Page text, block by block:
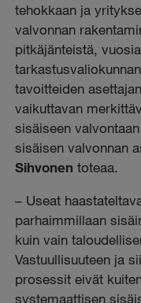
tehokkaan ja
valvonnan
pitkäjänteistä,
tavoitteiden
vaikuttavan
sisäiseen
sisäisen valvonnan
Sihvonen toteaa.
– Useat
parhaimmillaan
kuin vain
Vastuullisuuteen ja
prosessit eivät
systemaattisen